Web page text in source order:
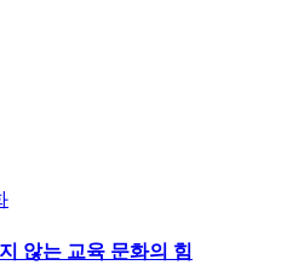
않는 교육 문화의 힘